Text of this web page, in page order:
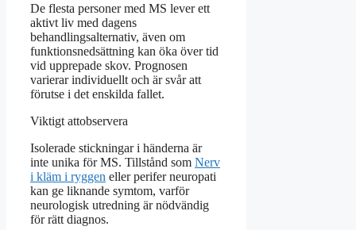
De flesta personer med MS lever ett
aktivt liv med dagens
behandlingsalternativ, även om
funktionsnedsättning kan öka över tid
vid upprepade skov. Prognosen
varierar individuellt och är svår att
förutse i det enskilda fallet.
Viktigt attobservera
Isolerade stickningar i händerna är
inte unika för MS. Tillstånd som Nerv
i kläm i ryggen eller perifer neuropati
kan ge liknande symtom, varför
neurologisk utredning är nödvändig
för rätt diagnos.